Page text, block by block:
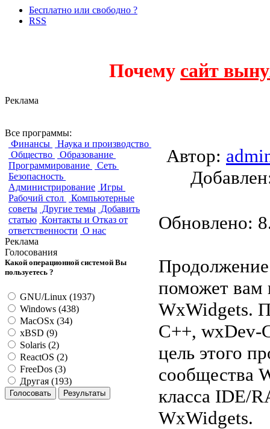
Бесплатно или свободно ?
RSS
Почему сайт
Реклама
Все программы:
Финансы
Наука и производство
Общество
Образование
Программирование
Сеть
Безопасность
Администрирование Игры
Рабочий стол
Компьютерные
советы Другие темы Добавить
статью Контакты и Отказ от
ответственности О нас
Реклама
Голосования
Какой операционной системой Вы
пользуетесь ?
GNU/Linux (1937)
Windows (438)
MacOSx (34)
xBSD (9)
Solaris (2)
ReactOS (2)
FreeDos (3)
Другая (193)
Автор:
Обновлено:
поможет вам
WxWidgets.
C++, wxDev-
цель этого
сообщества
класса IDE/
WxWidgets.